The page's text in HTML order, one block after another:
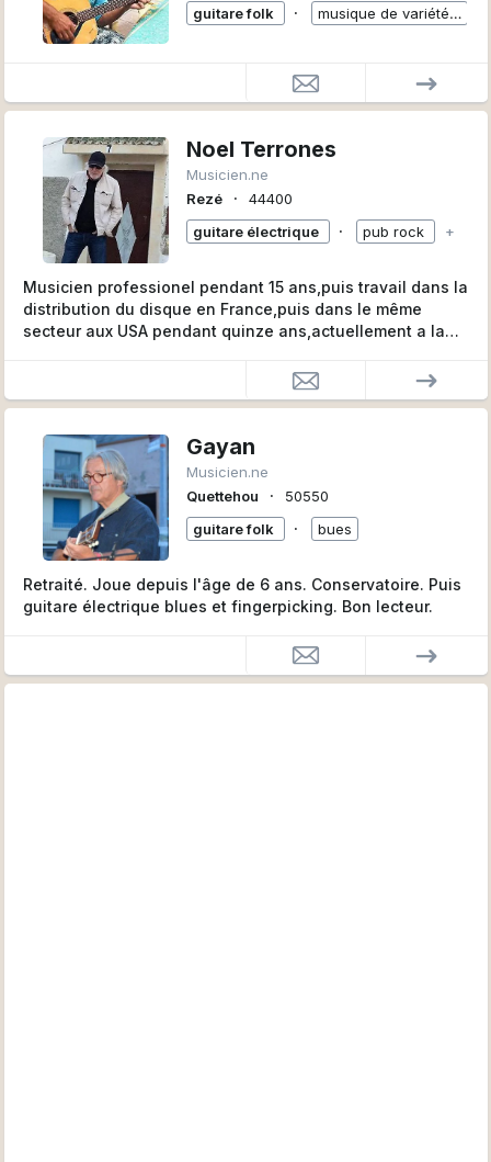
guitare folk
∙ musique de variétés
Noel Terrones
Musicien.ne
Rezé
∙
44400
guitare électrique
∙ pub rock +
Musicien professionel pendant 15 ans,puis travail dans la
distribution du disque en France,puis dans le même
secteur aux USA pendant quinze ans,actuellement a la
Gayan
Musicien.ne
Quettehou
∙
50550
guitare folk
∙ bues
Retraité. Joue depuis l'âge de 6 ans. Conservatoire. Puis
guitare électrique blues et fingerpicking. Bon lecteur.